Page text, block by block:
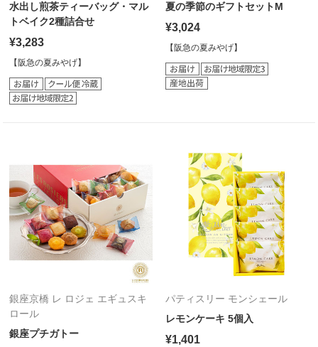
水出し煎茶ティーバッグ・マル
トベイク2種詰合せ
¥3,283
【阪急の夏みやげ】
夏の季節のギフトセットM
¥3,024
【阪急の夏みやげ】
銀座京橋 レ ロジェ エギュスキ
ロール
銀座プチガトー
パティスリー モンシェール
レモンケーキ 5個入
¥1,401